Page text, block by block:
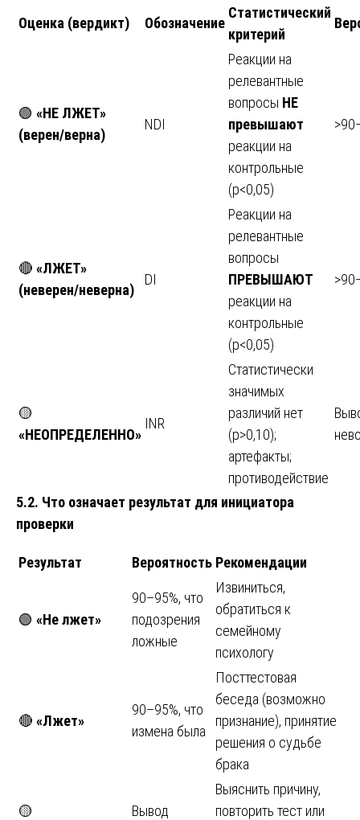
Оценка (вердикт) Обозначение
Статистический
критерий
🟢 «НЕ ЛЖЕТ»
(верен/верна)
NDI
Реакции на
релевантные
вопросы НЕ
превышают
реакции на
контрольные
(p<0,05)
🔴 «ЛЖЕТ»
(неверен/неверна)
DI
Реакции на
релевантные
вопросы
ПРЕВЫШАЮТ
реакции на
контрольные
(p<0,05)
🟡
«НЕОПРЕДЕЛЕННО»
INR
Статистически
значимых
различий нет
(p>0,10);
артефакты;
противодействие
5.2. Что означает результат для инициатора
проверки
Результат Вероятность Рекомендации
🟢 «Не лжет»
90–95%, что
подозрения
ложные
Извиниться,
обратиться к
семейному
психологу
🔴 «Лжет»
90–95%, что
измена была
Посттестовая
беседа (возможно
признание), принятие
решения о судьбе
брака
🟡
Вывод
Выяснить причину,
повторить тест или